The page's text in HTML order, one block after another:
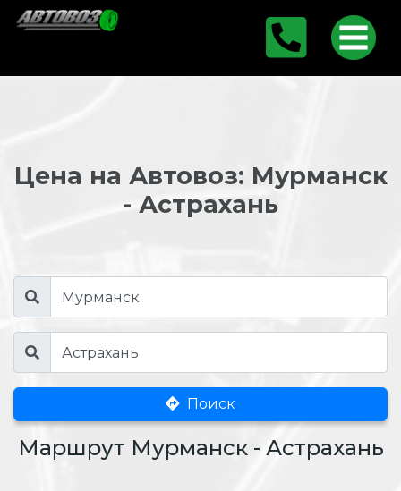
Цена на Автовоз: Мурманск
- Астрахань
Поиск
Маршрут Мурманск - Астрахань